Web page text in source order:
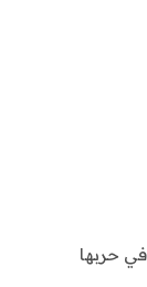
في حربها